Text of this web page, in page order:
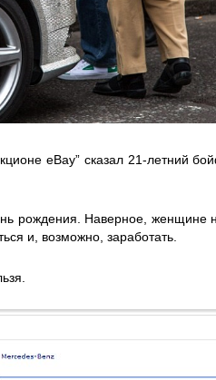
eBay” сказал 21-летний
рождения. Наверное,
и, возможно, заработать.